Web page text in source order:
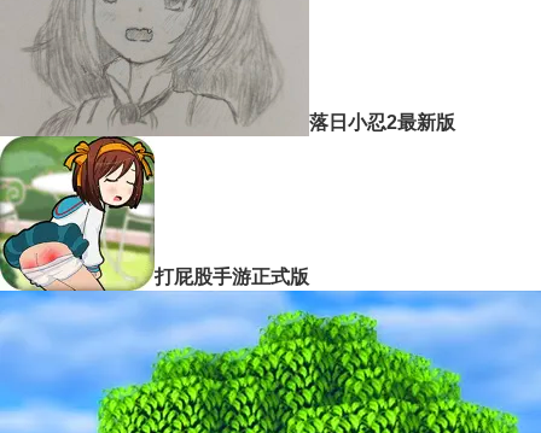
落日小忍2最新版
打屁股手游正式版